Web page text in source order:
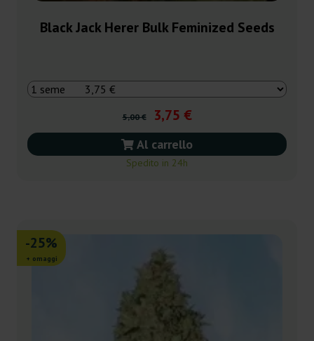
Black Jack Herer Bulk Feminized Seeds
5,00 € 3,75 €
Al carrello
Spedito in 24h
-25%
+ omaggi